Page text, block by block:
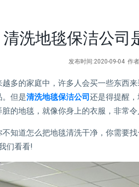
清洗地毯保洁公司
发布时间:2020-09-04 作
的家庭中，许多人会买一些东西来
。但是清洗地毯保洁公司还是得提醒
的地毯，就像你身上的衣服，非常令
道怎么把地毯清洗干净，你需要找
们看看!